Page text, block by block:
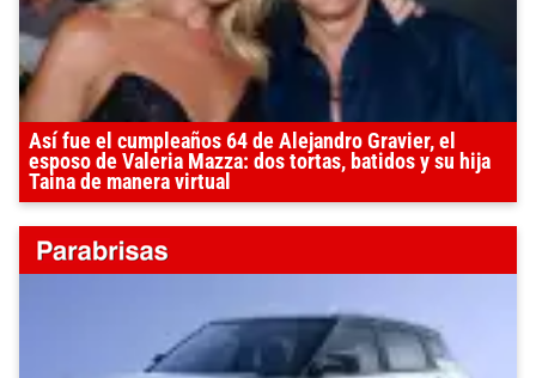
Así fue el cumpleaños 64 de Alejandro Gravier, el
esposo de Valeria Mazza: dos tortas, batidos y su hija
Taina de manera virtual